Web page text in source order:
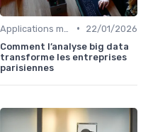
•
22/01/2026
Comment l’analyse big data
transforme les entreprises
parisiennes